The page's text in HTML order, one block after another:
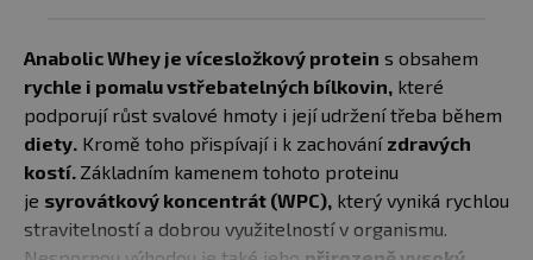
Anabolic Whey je vícesložkový protein s obsahem
rychle i pomalu vstřebatelných bílkovin, které
podporují růst svalové hmoty i její udržení třeba během
diety. Kromě toho přispívají i k zachování zdravých
kostí. Základním kamenem tohoto proteinu
je syrovátkový koncentrát (WPC), který vyniká rychlou
stravitelností a dobrou využitelností v organismu.